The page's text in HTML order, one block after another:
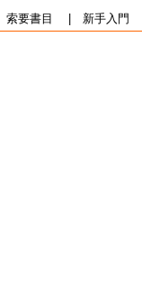
索要書目 新手入門